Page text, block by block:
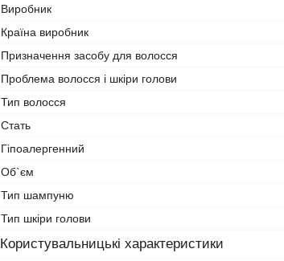
Виробник
Країна виробник
Призначення засобу для волосся
Проблема волосся і шкіри голови
Тип волосся
Стать
Гіпоалергенний
Об`єм
Тип шампуню
Тип шкіри голови
Користувальницькі характеристики